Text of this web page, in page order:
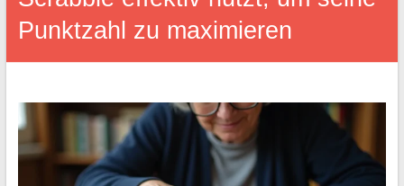
Punktzahl zu maximieren